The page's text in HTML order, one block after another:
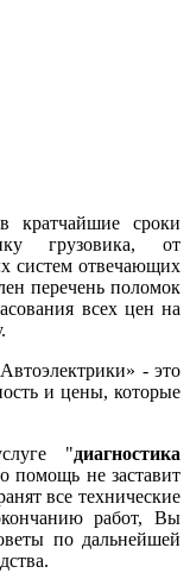
кратчайшие сроки
грузовика, от
систем отвечающих
перечень поломок
всех цен на
- это
и цены, которые
"диагностика
помощь не заставит
все технические
работ, Вы
по дальнейшей